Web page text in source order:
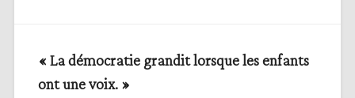
« La démocratie grandit lorsque les enfants
ont une voix. »